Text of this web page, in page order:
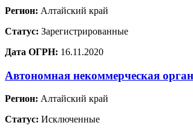
Регион: Алтайский край
Статус: Зарегистрированные
Дата ОГРН: 16.11.2020
Автономная некоммерческая
Регион: Алтайский край
Статус: Исключенные